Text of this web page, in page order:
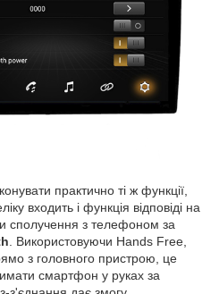
практично ті ж функції,
входить і функція відповіді на
сполучення з телефоном за
. Використовуючи Hands Free,
з головного пристрою, це
смартфон у руках за